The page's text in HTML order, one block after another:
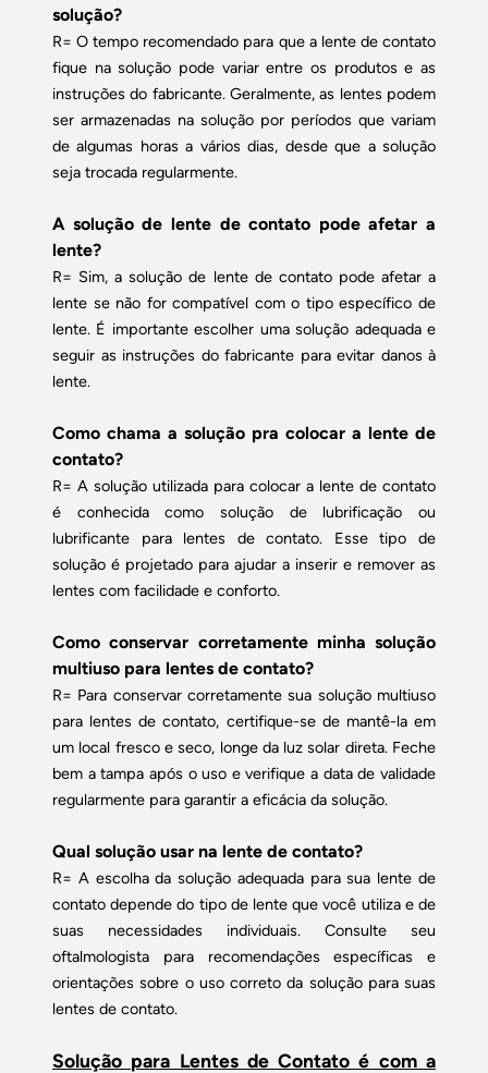
solução?
R= O tempo recomendado para que a lente de contato
fique na solução pode variar entre os produtos e as
instruções do fabricante. Geralmente, as lentes podem
ser armazenadas na solução por períodos que variam
de algumas horas a vários dias, desde que a solução
seja trocada regularmente.
A solução de lente de contato pode afetar a
lente?
R= Sim, a solução de lente de contato pode afetar a
lente se não for compatível com o tipo específico de
lente. É importante escolher uma solução adequada e
seguir as instruções do fabricante para evitar danos à
lente.
Como chama a solução pra colocar a lente de
contato?
R= A solução utilizada para colocar a lente de contato
é conhecida como solução de lubrificação ou
lubrificante para lentes de contato. Esse tipo de
solução é projetado para ajudar a inserir e remover as
lentes com facilidade e conforto.
Como conservar corretamente minha solução
multiuso para lentes de contato?
R= Para conservar corretamente sua solução multiuso
para lentes de contato, certifique-se de mantê-la em
um local fresco e seco, longe da luz solar direta. Feche
bem a tampa após o uso e verifique a data de validade
regularmente para garantir a eficácia da solução.
Qual solução usar na lente de contato?
R= A escolha da solução adequada para sua lente de
contato depende do tipo de lente que você utiliza e de
suas necessidades individuais. Consulte seu
oftalmologista para recomendações específicas e
orientações sobre o uso correto da solução para suas
lentes de contato.
Solução para Lentes de Contato é com a